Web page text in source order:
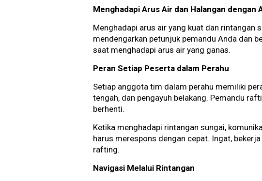
Menghadapi Arus Air dan Halangan dengan
Menghadapi arus air yang kuat dan rintangan
mendengarkan petunjuk pemandu Anda dan
saat menghadapi arus air yang ganas.
Peran Setiap Peserta dalam Perahu
Setiap anggota tim dalam perahu memiliki
tengah, dan pengayuh belakang. Pemandu
berhenti.
Ketika menghadapi rintangan sungai,
harus merespons dengan cepat. Ingat,
rafting.
Navigasi Melalui Rintangan